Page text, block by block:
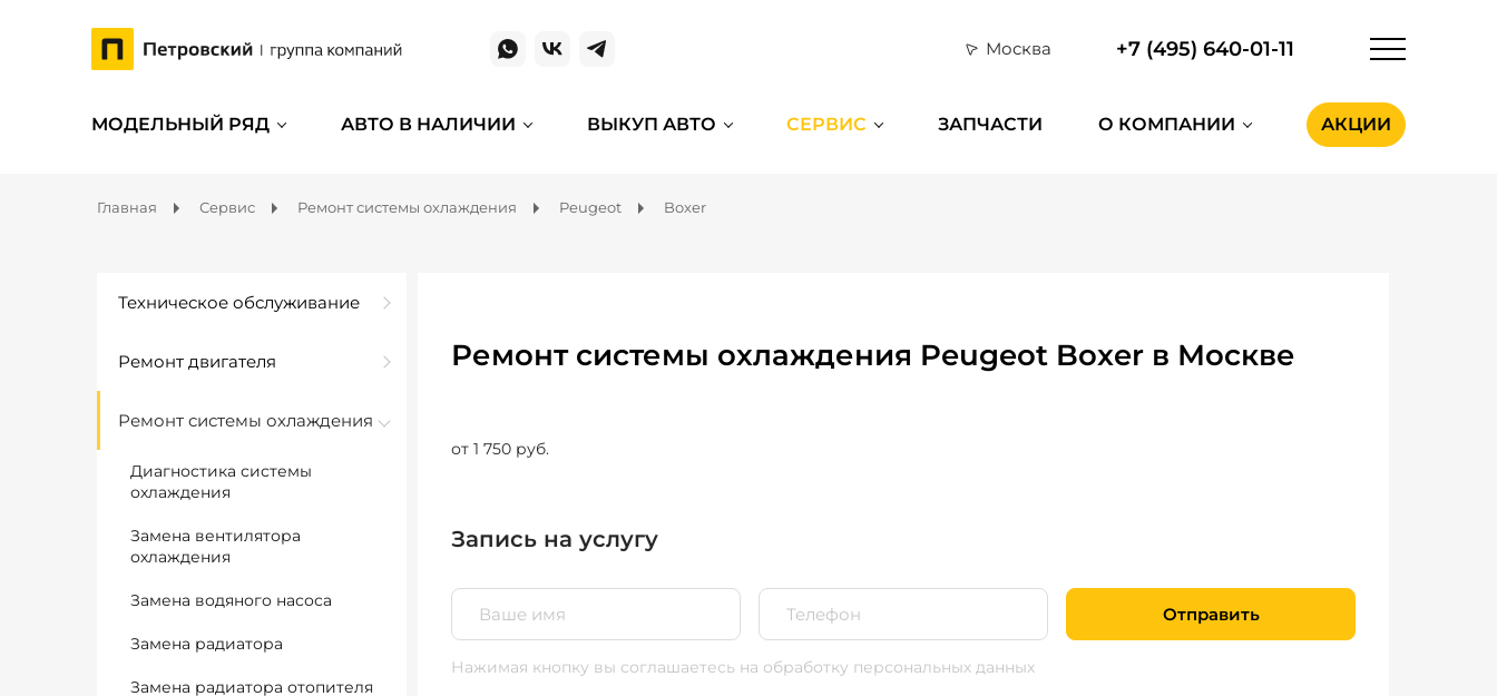
Москва +7 (495) 640-01-11
МОДЕЛЬНЫЙ РЯД АВТО В НАЛИЧИИ ВЫКУП АВТО СЕРВИС ЗАПЧАСТИ О КОМПАНИИ АКЦИИ
Главная Сервис Ремонт системы охлаждения Peugeot Boxer
Техническое обслуживание
Ремонт двигателя
Ремонт системы охлаждения
Диагностика системы
охлаждения
Замена вентилятора
охлаждения
Замена водяного насоса
Замена радиатора
Замена радиатора отопителя
Ремонт системы охлаждения Peugeot Boxer в Москве
от 1 750 руб.
Запись на услугу
Отправить
Нажимая кнопку вы соглашаетесь на обработку персональных данных